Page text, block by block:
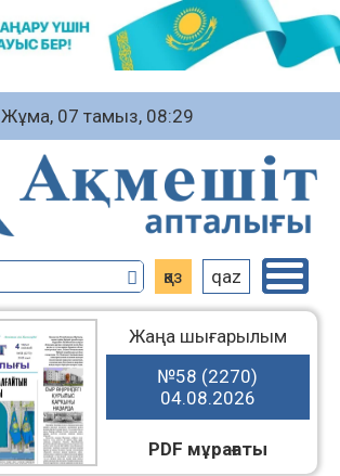
Жұма, 07 тамыз, 08:29
қаз qaz
Жаңа шығарылым
№58 (2270)
04.08.2026
PDF мұрағаты